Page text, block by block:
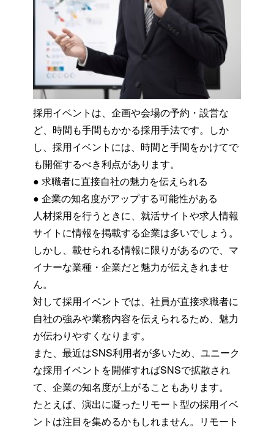
採用イベントは、企画や会場の予約・設営な
ど、時間も手間もかかる採用手法です。しか
し、採用イベントには、時間と手間をかけてで
も開催するべき利点があります。
● 求職者に直接自社の魅力を伝えられる
● 企業の知名度がアップする可能性がある
人材採用を行うときに、就活サイトや求人情報
サイトに情報を掲載する企業は多いでしょう。
しかし、載せられる情報に限りがあるので、マ
イナーな業種・企業だと魅力が伝えきれませ
ん。
対して採用イベントでは、社員が直接求職者に
自社の強みや業務内容を伝えられるため、魅力
が伝わりやすくなります。
また、最近はSNS利用者が多いため、ユニーク
な採用イベントを開催すればSNSで拡散され
て、企業の知名度が上がることもあります。
たとえば、演出に凝ったリモート型の採用イベ
ントは注目を集めるかもしれません。リモート